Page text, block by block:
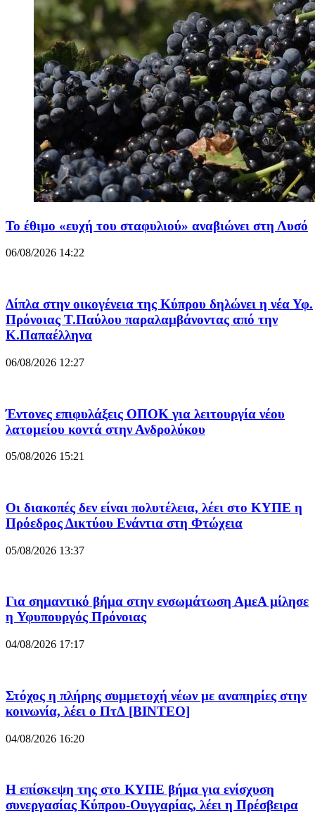
Το έθιμο «ευχή του σταφυλιού» αναβιώνει στη Λυσό
06/08/2026 14:22
Δίπλα στην οικογένεια της Κύπρου δηλώνει η νέα Υφ.
Πρόνοιας Τ.Παύλου παραλαμβάνοντας από την
Κ.Παπαέλληνα
06/08/2026 12:27
Έντονες επιφυλάξεις ΟΠΟΚ για λειτουργία νέου
λατομείου κοντά στην Ανδρολύκου
05/08/2026 15:21
Οι διακοπές δεν είναι πολυτέλεια, λέει στο ΚΥΠΕ η
Πρόεδρος Δικτύου Ενάντια στη Φτώχεια
05/08/2026 13:37
Για σημαντικό βήμα στην ενσωμάτωση ΑμεΑ μίλησε
η Υφυπουργός Πρόνοιας
04/08/2026 17:17
Στόχος η πλήρης συμμετοχή νέων με αναπηρίες στην
κοινωνία, λέει ο ΠτΔ [ΒΙΝΤΕΟ]
04/08/2026 16:20
Η επίσκεψη της στο ΚΥΠΕ βήμα για ενίσχυση
συνεργασίας Κύπρου-Ουγγαρίας, λέει η Πρέσβειρα